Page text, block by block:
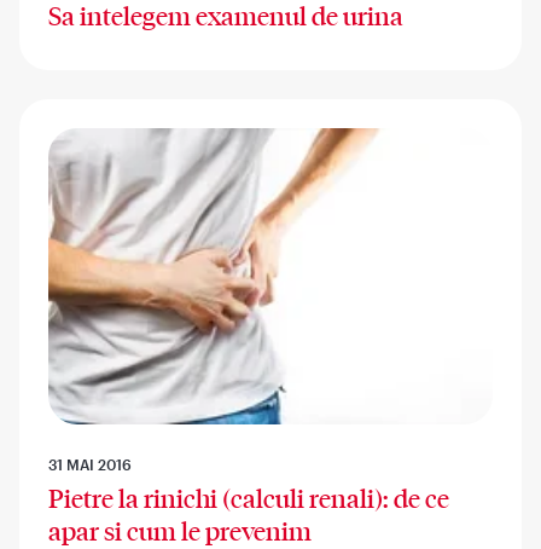
Sa intelegem examenul de urina
31 MAI 2016
Pietre la rinichi (calculi renali): de ce
apar si cum le prevenim